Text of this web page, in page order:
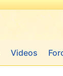
Videos